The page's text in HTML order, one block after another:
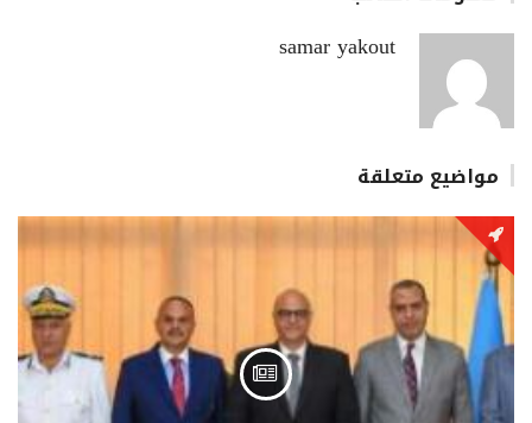
samar yakout
مواضيع متعلقة